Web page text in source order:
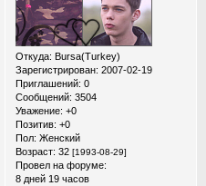
Откуда: Bursa(Turkey)
Зарегистрирован: 2007-02-19
Приглашений: 0
Сообщений: 3504
Уважение: +0
Позитив: +0
Пол: Женский
Возраст: 32 [1993-08-29]
Провел на форуме:
8 дней 19 часов